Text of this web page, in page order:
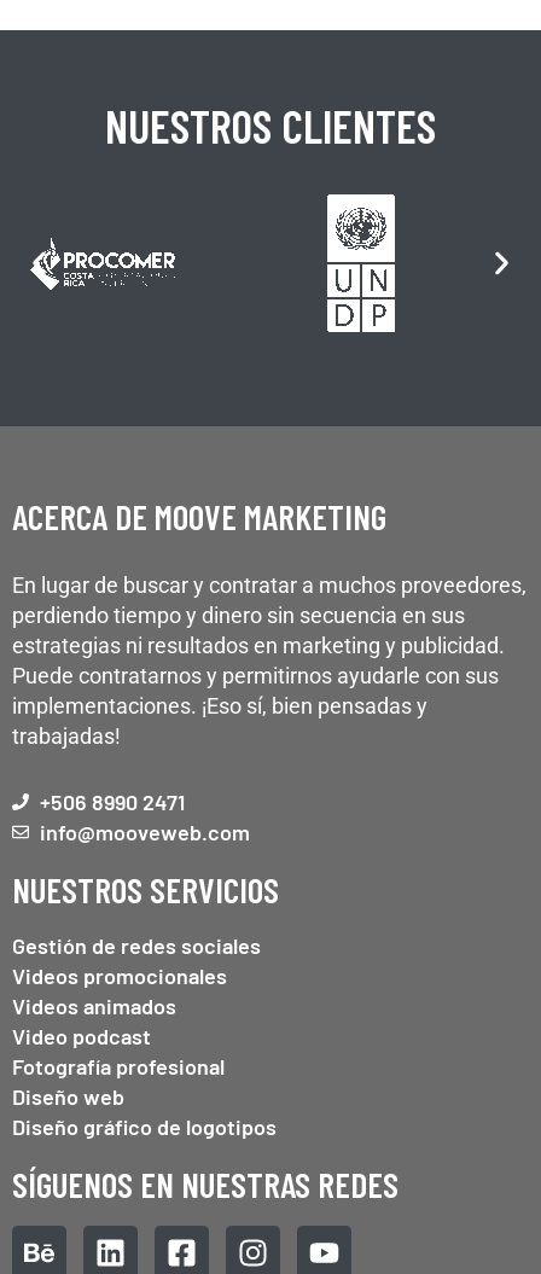
NUESTROS CLIENTES
ACERCA DE MOOVE MARKETING
En lugar de buscar y contratar a muchos proveedores,
perdiendo tiempo y dinero sin secuencia en sus
estrategias ni resultados en marketing y publicidad.
Puede contratarnos y permitirnos ayudarle con sus
implementaciones. ¡Eso sí, bien pensadas y
trabajadas!
+506 8990 2471
info@mooveweb.com
NUESTROS SERVICIOS
Gestión de redes sociales
Videos promocionales
Videos animados
Video podcast
Fotografía profesional
Diseño web
Diseño gráfico de logotipos
SÍGUENOS EN NUESTRAS REDES